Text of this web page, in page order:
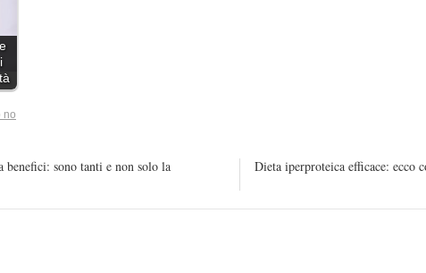
no
benefici: sono tanti e non solo la
Dieta iperproteica efficace: ecco